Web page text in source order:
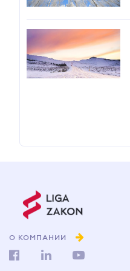
О КОМПАНИИ